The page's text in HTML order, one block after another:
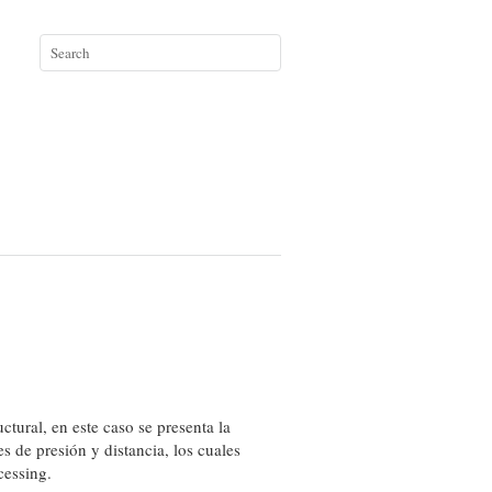
en este caso se presenta la
de presión y distancia, los cuales